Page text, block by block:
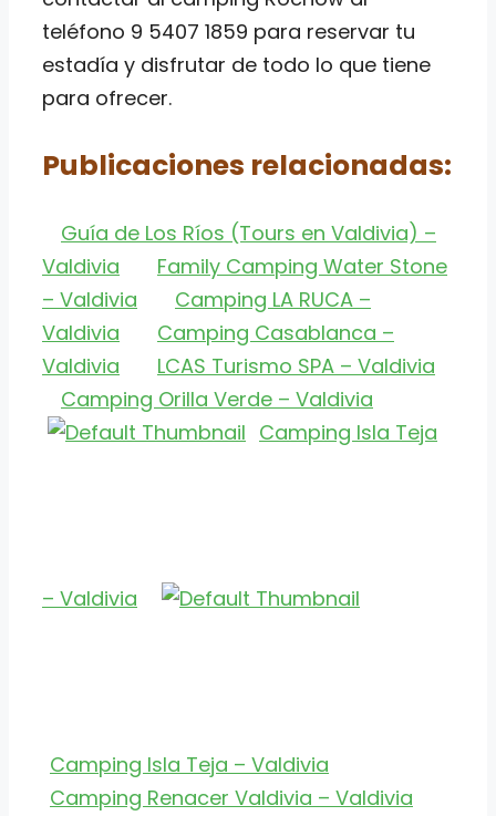
teléfono 9 5407 1859 para reservar tu
estadía y disfrutar de todo lo que tiene
para ofrecer.
Publicaciones relacionadas:
Guía de Los Ríos (Tours en Valdivia) –
Valdivia
Family Camping Water Stone
– Valdivia
Camping LA RUCA –
Valdivia
Camping Casablanca –
Valdivia
LCAS Turismo SPA – Valdivia
Camping Orilla Verde – Valdivia
Camping Isla Teja
– Valdivia
Camping Isla Teja – Valdivia
Camping Renacer Valdivia – Valdivia